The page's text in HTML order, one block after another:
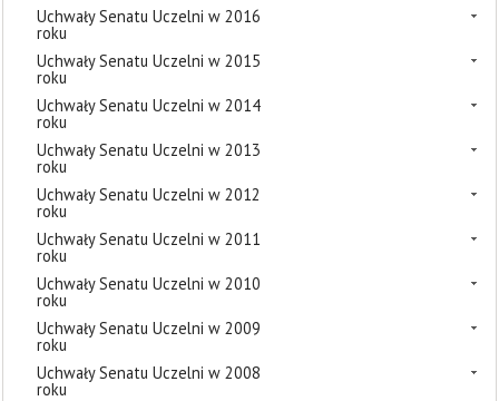
Uchwały Senatu Uczelni w 2016
roku
Uchwały Senatu Uczelni w 2015
roku
Uchwały Senatu Uczelni w 2014
roku
Uchwały Senatu Uczelni w 2013
roku
Uchwały Senatu Uczelni w 2012
roku
Uchwały Senatu Uczelni w 2011
roku
Uchwały Senatu Uczelni w 2010
roku
Uchwały Senatu Uczelni w 2009
roku
Uchwały Senatu Uczelni w 2008
roku